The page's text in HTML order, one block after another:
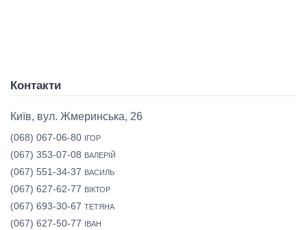
Контакти
Київ, вул. Жмеринська, 26
(068) 067-06-80 ІГОР
(067) 353-07-08 ВАЛЕРІЙ
(067) 551-34-37 ВАСИЛЬ
(067) 627-62-77 ВІКТОР
(067) 693-30-67 ТЕТЯНА
(067) 627-50-77 ІВАН